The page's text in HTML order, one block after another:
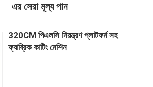
এর সেরা মূল্য পান
320CM পিএলসি নিয়ন্ত্রণ প্লাটফর্ম সহ
ফ্যাব্রিক কাটিং মেশিন